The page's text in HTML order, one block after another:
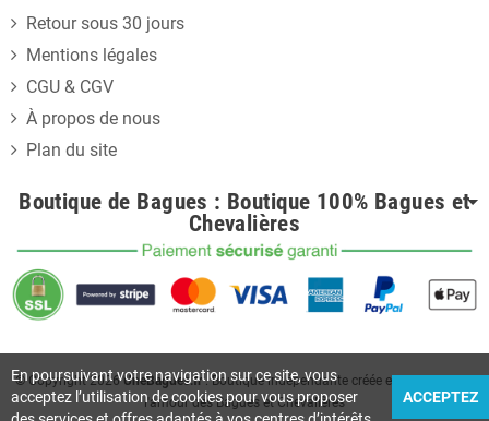
Retour sous 30 jours
Mentions légales
CGU & CGV
À propos de nous
Plan du site
Boutique de Bagues : Boutique 100% Bagues et
Chevalières
© Copyright2026 UneBagues.fr . Boutique indépendante créée en France pour
l'amour des Bagues et Chevalières
En poursuivant votre navigation sur ce site, vous
acceptez l’utilisation de cookies pour vous proposer
ACCEPTEZ